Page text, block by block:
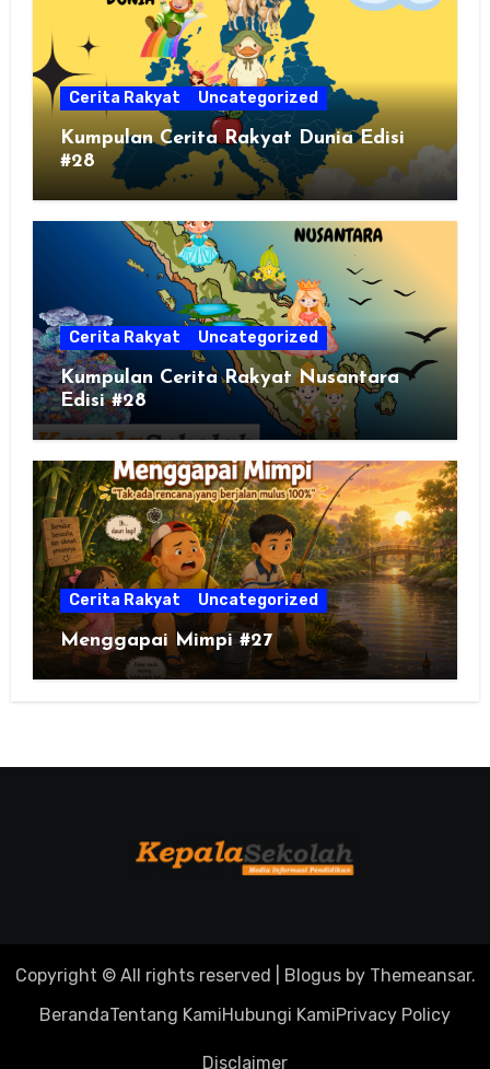
Cerita Rakyat Uncategorized
Kumpulan Cerita Rakyat Dunia Edisi
#28
Cerita Rakyat Uncategorized
Kumpulan Cerita Rakyat Nusantara
Edisi #28
Cerita Rakyat Uncategorized
Menggapai Mimpi #27
Copyright © All rights reserved Blogusby Themeansar.
BerandaTentang KamiHubungi KamiPrivacy Policy
Disclaimer